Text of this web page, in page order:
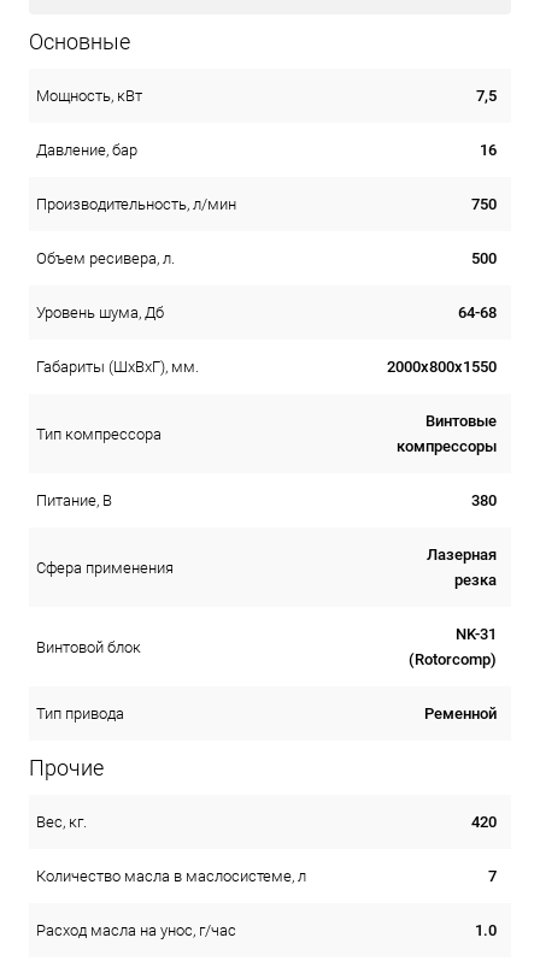
Основные
Мощность, кВт 7,5
Давление, бар 16
Производительность, л/мин 750
Объем ресивера, л. 500
Уровень шума, Дб 64-68
Габариты (ШхВхГ), мм. 2000х800х1550
Тип компрессора
Винтовые
компрессоры
Питание, В 380
Сфера применения
Лазерная
резка
Винтовой блок
NK-31
(Rotorcomp)
Тип привода Ременной
Прочие
Вес, кг. 420
Количество масла в маслосистеме, л 7
Расход масла на унос, г/час 1.0